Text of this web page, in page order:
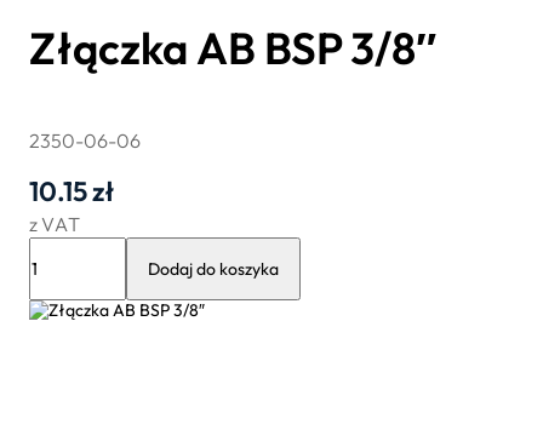
Złączka AB BSP 3/8″
2350-06-06
10.15zł
z VAT
Złączka
BSP
3/8″
Dodaj do koszyka